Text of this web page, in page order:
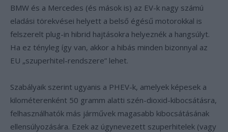
BMW és a Mercedes (és mások is) az EV-k nagy számú
eladási törekvései helyett a belső égésű motorokkal is
felszerelt plug-in hibrid hajtásokra helyeznék a hangsúlyt.
Ha ez tényleg így van, akkor a hibás minden bizonnyal az
EU „szuperhitel-rendszere” lehet.
Szabályaik szerint ugyanis a PHEV-k, amelyek képesek a
kilométerenként 50 gramm alatti szén-dioxid-kibocsátásra,
felhasználhatók más járművek magasabb kibocsátásának
ellensúlyozására. Ezek az úgynevezett szuperhitelek (vagy